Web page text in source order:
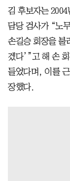
김 후보자는
담당 검사가 “노
손길승 회장을 불
겠다’”고 해 손
들었다며, 이를
장했다.